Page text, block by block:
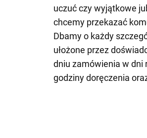
uczuć czy wyjątkowe
chcemy przekazać
Dbamy o każdy
ułożone przez
dniu zamówienia w dni
godziny doręczenia